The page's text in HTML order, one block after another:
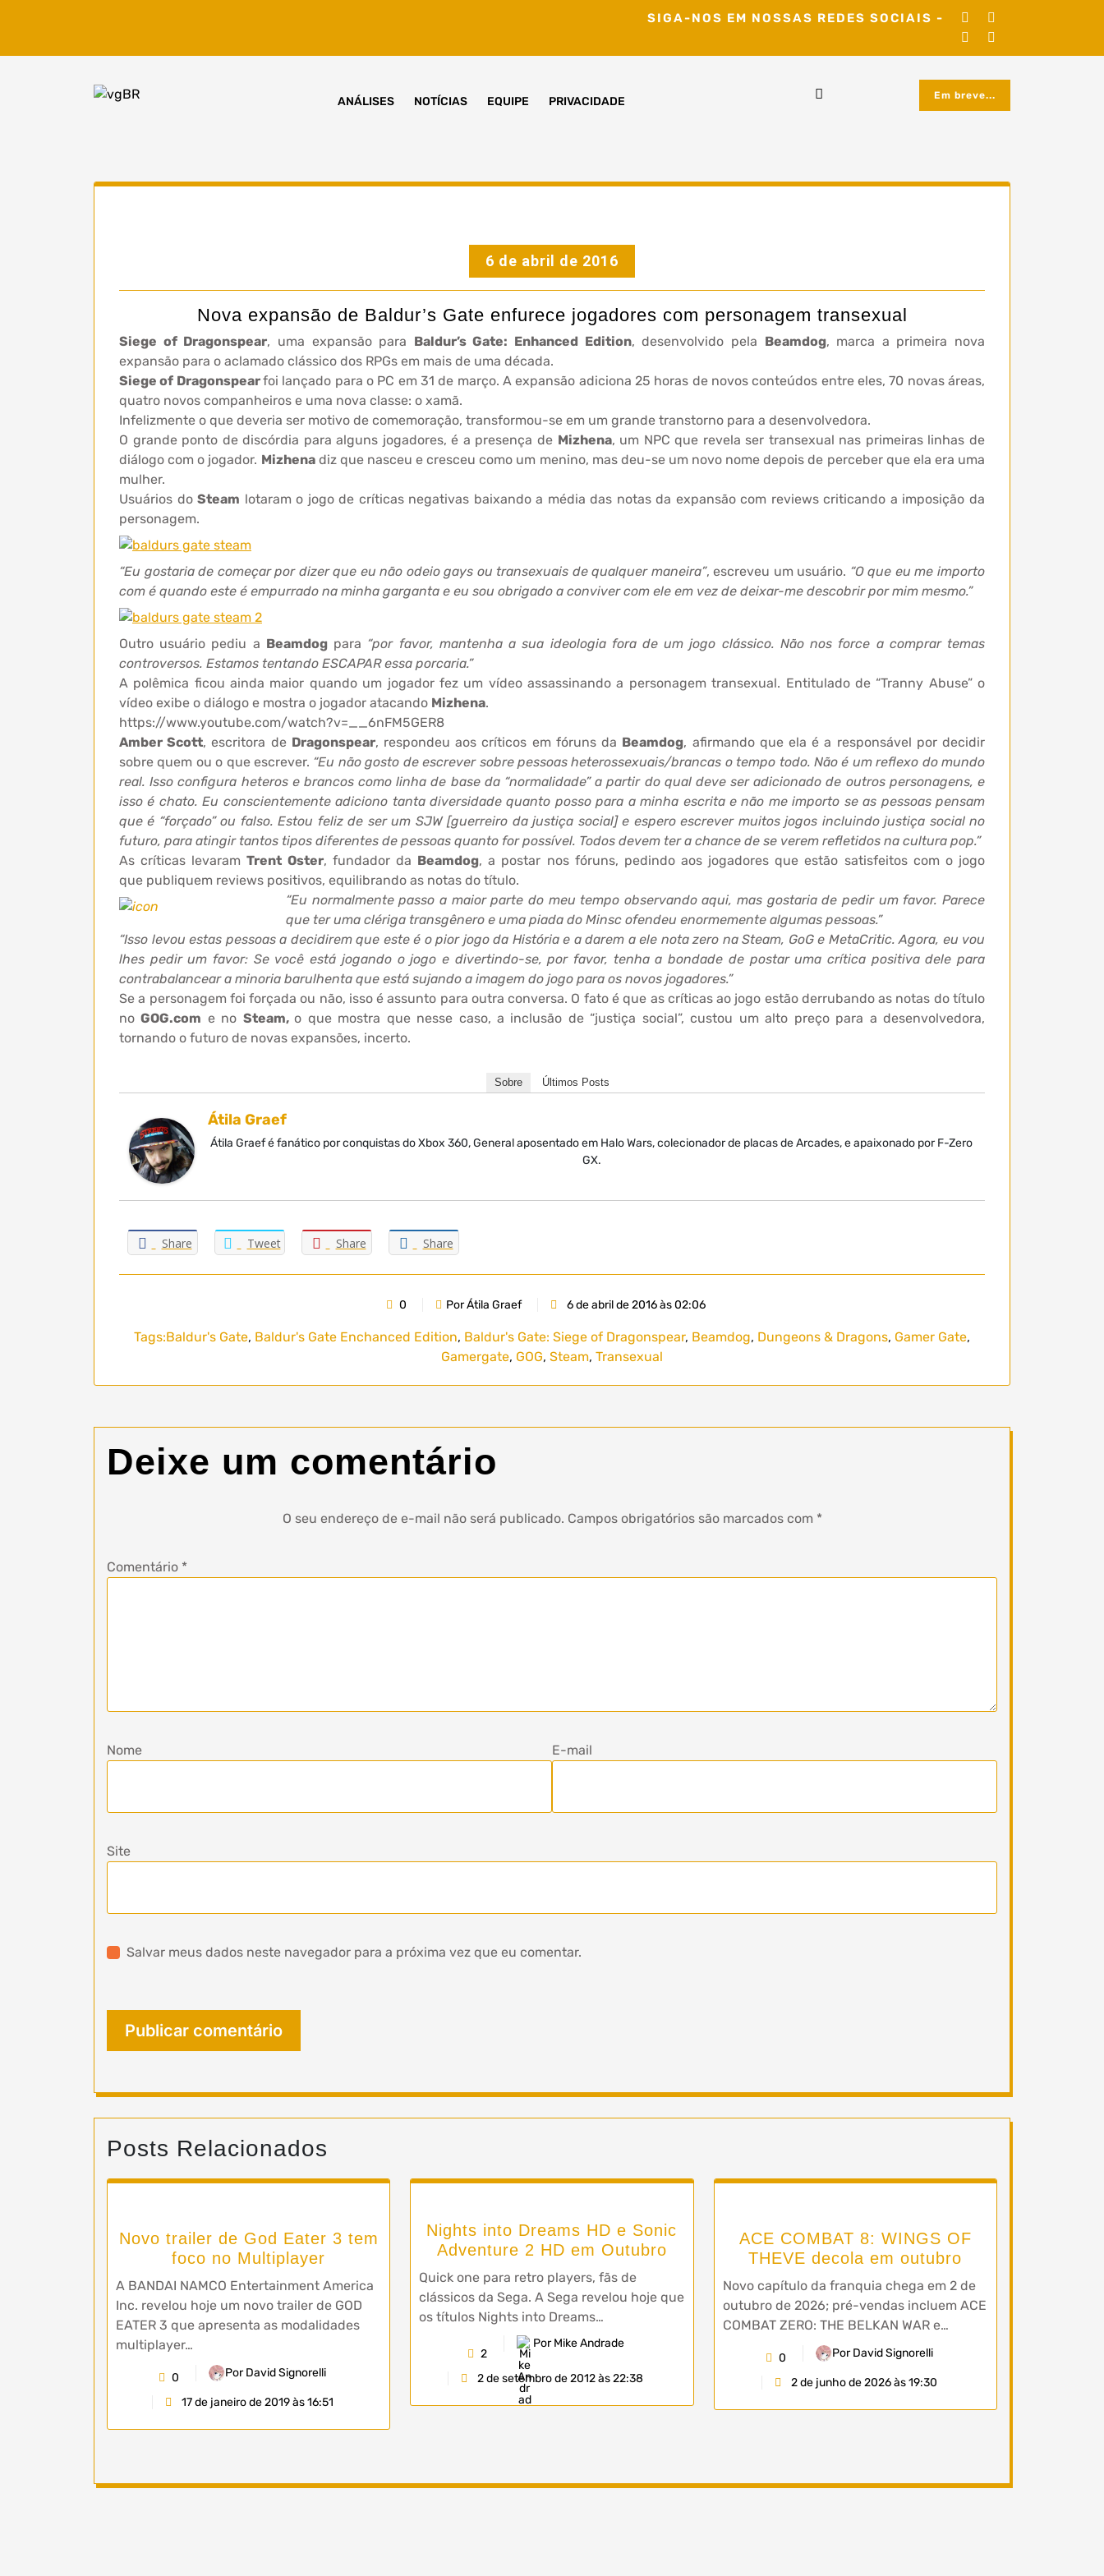
SIGA-NOS EM NOSSAS REDES SOCIAIS -
ANÁLISES NOTÍCIAS EQUIPE PRIVACIDADE Em breve...
6 de abril de 2016
Nova expansão de Baldur’s Gate enfurece jogadores com personagem transexual
Siege of Dragonspear, uma expansão para Baldur’s Gate: Enhanced Edition, desenvolvido pela Beamdog, marca a primeira nova
expansão para o aclamado clássico dos RPGs em mais de uma década.
Siege of Dragonspearfoi lançado para o PC em 31 de março. A expansão adiciona 25 horas de novos conteúdos entre eles, 70 novas áreas,
quatro novos companheiros e uma nova classe: o xamã.
Infelizmente o que deveria ser motivo de comemoração, transformou-se em um grande transtorno para a desenvolvedora.
O grande ponto de discórdia para alguns jogadores, é a presença de Mizhena, um NPC que revela ser transexual nas primeiras linhas de
diálogo com o jogador. Mizhenadiz que nasceu e cresceu como um menino, mas deu-se um novo nome depois de perceber que ela era uma
mulher.
Usuários doSteam lotaram o jogo de críticas negativas baixando a média das notas da expansão com reviews criticando a imposição da
personagem.
“Eu gostaria de começar por dizer que eu não odeio gays ou transexuais de qualquer maneira”, escreveu um usuário. “O que eu me importo
com é quando este é empurrado na minha garganta e eu sou obrigado a conviver com ele em vez de deixar-me descobrir por mim mesmo.”
Outro usuário pediu a Beamdogpara “por favor, mantenha a sua ideologia fora de um jogo clássico. Não nos force a comprar temas
controversos. Estamos tentando ESCAPAR essa porcaria.”
A polêmica ficou ainda maior quando um jogador fez um vídeo assassinando a personagem transexual. Entitulado de “Tranny Abuse” o
vídeo exibe o diálogo e mostra o jogador atacando Mizhena.
https://www.youtube.com/watch?v=__6nFM5GER8
Amber Scott, escritora de Dragonspear, respondeu aos críticos em fóruns da Beamdog, afirmando que ela é a responsável por decidir
sobre quem ou o que escrever. “Eu não gosto de escrever sobre pessoas heterossexuais/brancas o tempo todo. Não é um reflexo do mundo
real. Isso configura heteros e brancos como linha de base da “normalidade” a partir do qual deve ser adicionado de outros personagens, e
isso é chato. Eu conscientemente adiciono tanta diversidade quanto posso para a minha escrita e não me importo se as pessoas pensam
que é “forçado” ou falso. Estou feliz de ser um SJW [guerreiro da justiça social] e espero escrever muitos jogos incluindo justiça social no
futuro, para atingir tantos tipos diferentes de pessoas quanto for possível. Todos devem ter a chance de se verem refletidos na cultura pop.”
As críticas levaramTrent Oster, fundador da Beamdog, a postar nos fóruns, pedindo aos jogadores que estão satisfeitos com o jogo
que publiquem reviews positivos, equilibrando as notas do título.
“Eu normalmente passo a maior parte do meu tempo observando aqui, mas gostaria de pedir um favor. Parece
que ter uma clériga transgênero e uma piada do Minsc ofendeu enormemente algumas pessoas.”
“Isso levou estas pessoas a decidirem que este é o pior jogo da História e a darem a ele nota zero na Steam, GoG e MetaCritic. Agora, eu vou
lhes pedir um favor: Se você está jogando o jogo e divertindo-se, por favor, tenha a bondade de postar uma crítica positiva dele para
contrabalancear a minoria barulhenta que está sujando a imagem do jogo para os novos jogadores.”
Se a personagem foi forçada ou não, isso é assunto para outra conversa. O fato é que as críticas ao jogo estão derrubando as notas do título
noGOG.com e no Steam,o que mostra que nesse caso, a inclusão de “justiça social”, custou um alto preço para a desenvolvedora,
tornando o futuro de novas expansões, incerto.
Sobre Últimos Posts
Átila Graef
Átila Graef é fanático por conquistas do Xbox 360, General aposentado em Halo Wars, colecionador de placas de Arcades, e apaixonado por F-Zero
GX.
Share Tweet Share Share
0 Por Átila Graef 6 de abril de 2016 às 02:06
Tags:Baldur's Gate, Baldur's Gate Enchanced Edition, Baldur's Gate: Siege of Dragonspear, Beamdog, Dungeons & Dragons, Gamer Gate,
Gamergate, GOG, Steam, Transexual
Deixe um comentário
O seu endereço de e-mail não será publicado. Campos obrigatórios são marcados com *
Comentário *
Nome E-mail
Site
Salvar meus dados neste navegador para a próxima vez que eu comentar.
Posts Relacionados
Novo trailer de God Eater 3 tem
foco no Multiplayer
A BANDAI NAMCO Entertainment America
Inc. revelou hoje um novo trailer de GOD
EATER 3 que apresenta as modalidades
multiplayer…
0 Por David Signorelli
17 de janeiro de 2019 às 16:51
Nights into Dreams HD e Sonic
Adventure 2 HD em Outubro
Quick one para retro players, fãs de
clássicos da Sega. A Sega revelou hoje que
os títulos Nights into Dreams…
2
Por Mike Andrade
2 de setembro de 2012 às 22:38
ACE COMBAT 8: WINGS OF
THEVE decola em outubro
Novo capítulo da franquia chega em 2 de
outubro de 2026; pré-vendas incluem ACE
COMBAT ZERO: THE BELKAN WAR e…
0 Por David Signorelli
2 de junho de 2026 às 19:30